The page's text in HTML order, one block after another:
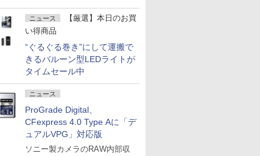
ニュース
【厳選】本日のお買
い得商品
“ぐるぐる巻き”にして運搬で
きるバルーン型LEDライトが
タイムセール中
ニュース
ProGrade Digital、
CFexpress 4.0 Type Aに「デ
ュアルVPG」対応版
ソニー製カメラのRAW内部収